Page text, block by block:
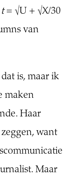
t= √U + √X/30
van
is, maar ik
maken
Haar
want
Maar